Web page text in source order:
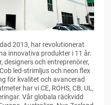
2013, har revolutionerat
innovativa produkter i 11 år.
designers och entreprenörer,
led-strimljus och neon flex
för kvalitet och avancerad
har vi CE, ROHS, CB, UL,
Vår globala räckvidd